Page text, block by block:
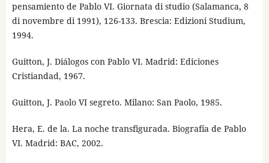
pensamiento de Pablo VI. Giornata di studio (Salamanca, 8
di novembre di 1991), 126-133. Brescia: Edizioni Studium,
1994.
Guitton, J. Diálogos con Pablo VI. Madrid: Ediciones
Cristiandad, 1967.
Guitton, J. Paolo VI segreto. Milano: San Paolo, 1985.
Hera, E. de la. La noche transfigurada. Biografía de Pablo
VI. Madrid: BAC, 2002.